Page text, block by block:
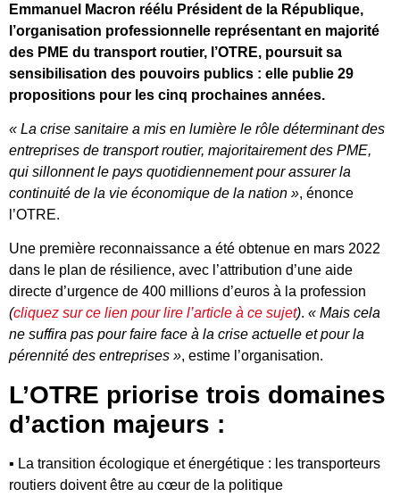
Emmanuel Macron réélu Président de la République,
l’organisation professionnelle représentant en majorité
des PME du transport routier, l’OTRE, poursuit sa
sensibilisation des pouvoirs publics : elle publie 29
propositions pour les cinq prochaines années.
« La crise sanitaire a mis en lumière le rôle déterminant des
entreprises de transport routier, majoritairement des PME,
qui sillonnent le pays quotidiennement pour assurer la
continuité de la vie économique de la nation », énonce
l’OTRE.
Une première reconnaissance a été obtenue en mars 2022
dans le plan de résilience, avec l’attribution d’une aide
directe d’urgence de 400 millions d’euros à la profession
(cliquez sur ce lien pour lire l’article à ce sujet). « Mais cela
ne suffira pas pour faire face à la crise actuelle et pour la
pérennité des entreprises », estime l’organisation.
L’OTRE priorise trois domaines
d’action majeurs :
▪ La transition écologique et énergétique : les transporteurs
routiers doivent être au cœur de la politique